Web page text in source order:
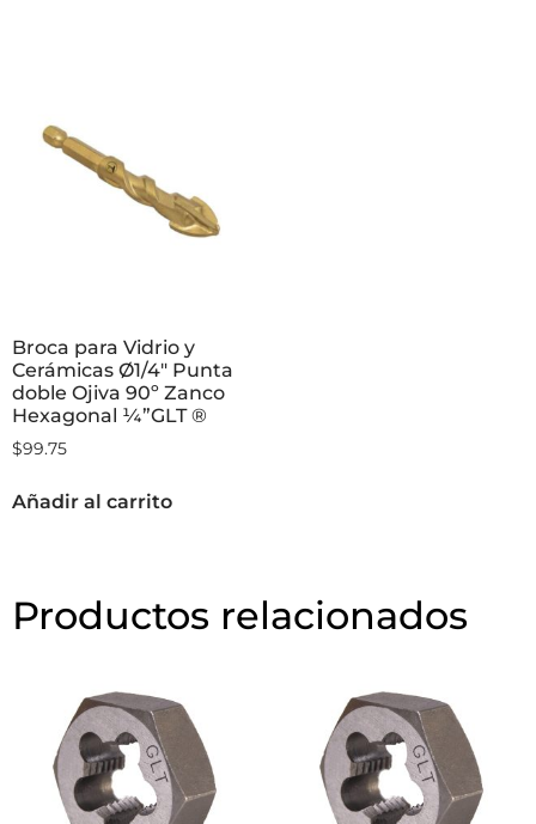
Broca para Vidrio y
Cerámicas Ø1/4″ Punta
doble Ojiva 90º Zanco
Hexagonal ¼”GLT ®
$99.75
Añadir al carrito
Productos relacionados